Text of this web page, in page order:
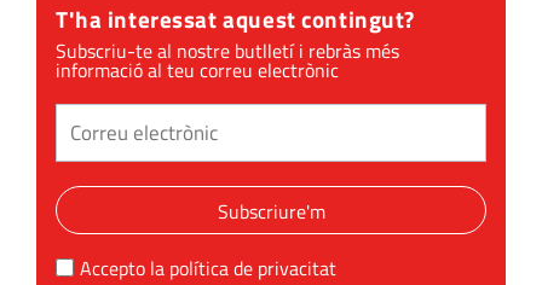
T'ha interessat aquest contingut?
Subscriu-te al nostre butlletí i rebràs més
informació al teu correu electrònic
Subscriure'm
Accepto la política de privacitat